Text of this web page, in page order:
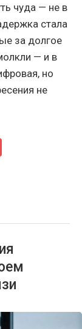
чуда — не в
стала
за долгое
— и в
но
не